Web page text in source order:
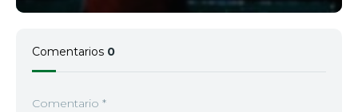
Comentarios 0
Comentario *